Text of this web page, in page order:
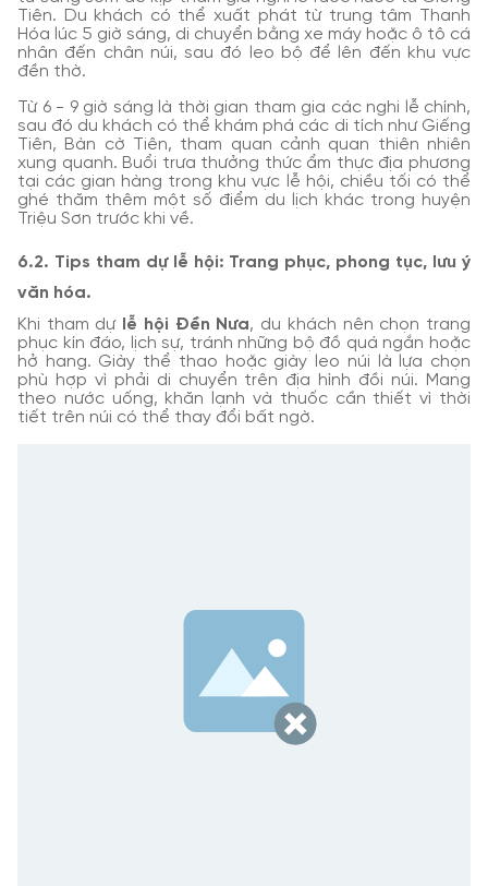
Tiên. Du khách có thể xuất phát từ trung tâm Thanh
Hóa lúc 5 giờ sáng, di chuyển bằng xe máy hoặc ô tô cá
nhân đến chân núi, sau đó leo bộ để lên đến khu vực
đền thờ.
Từ 6 - 9 giờ sáng là thời gian tham gia các nghi lễ chính,
sau đó du khách có thể khám phá các di tích như Giếng
Tiên, Bàn cờ Tiên, tham quan cảnh quan thiên nhiên
xung quanh. Buổi trưa thưởng thức ẩm thực địa phương
tại các gian hàng trong khu vực lễ hội, chiều tối có thể
ghé thăm thêm một số điểm du lịch khác trong huyện
Triệu Sơn trước khi về.
6.2. Tips tham dự lễ hội: Trang phục, phong tục, lưu ý
văn hóa.
Khi tham dự lễ hội Đền Nưa, du khách nên chọn trang
phục kín đáo, lịch sự, tránh những bộ đồ quá ngắn hoặc
hở hang. Giày thể thao hoặc giày leo núi là lựa chọn
phù hợp vì phải di chuyển trên địa hình đồi núi. Mang
theo nước uống, khăn lạnh và thuốc cần thiết vì thời
tiết trên núi có thể thay đổi bất ngờ.